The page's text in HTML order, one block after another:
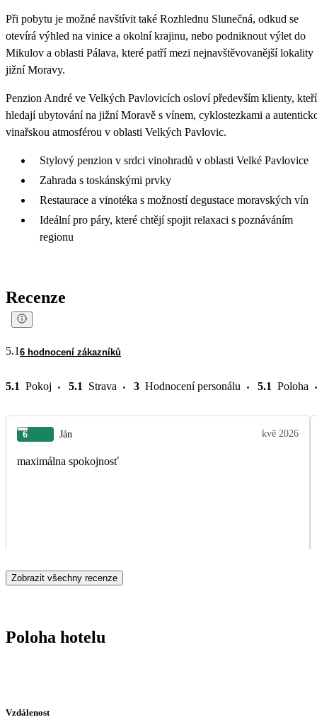
Při pobytu je možné navštívit také Rozhlednu Slunečná, odkud se
otevírá výhled na vinice a okolní krajinu, nebo podniknout výlet do
Mikulov a oblasti Pálava, které patří mezi nejnavštěvovanější lokality
jižní Moravy.
Penzion André ve Velkých Pavlovicích osloví především klienty, kteří
hledají ubytování na jižní Moravě s vínem, cyklostezkami a
vinařskou atmosférou v oblasti Velkých Pavlovic.
Stylový penzion v srdci vinohradů v oblasti Velké Pavlovice
Zahrada s toskánskými prvky
Restaurace a vinotéka s možností degustace moravských vín
Ideální pro páry, které chtějí spojit relaxaci s poznáváním
regionu
Recenze
5.1 6 hodnocení zákazníků
5.1 Pokoj 5.1 Strava 3 Hodnocení personálu 5.1 Poloha
6 Ján kvě 2026
maximálna spokojnosť
Zobrazit všechny recenze
Poloha hotelu
Vzdálenost